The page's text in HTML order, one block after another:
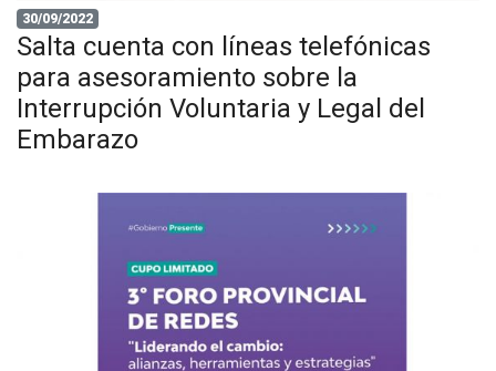
30/09/2022
Salta cuenta con líneas telefónicas
para asesoramiento sobre la
Interrupción Voluntaria y Legal del
Embarazo